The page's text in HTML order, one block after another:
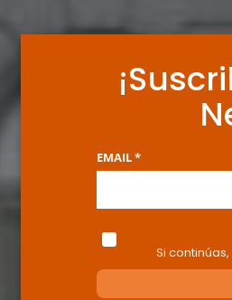
Encuestas
EMAIL *
Si